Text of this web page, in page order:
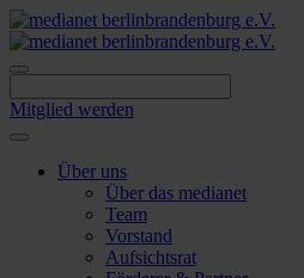
Skip
to
content
Mitglied werden
Über uns
Über das medianet
Team
Vorstand
Aufsichtsrat